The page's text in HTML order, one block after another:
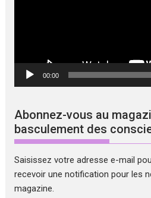
00:00
Abonnez-vous au
basculement des
Saisissez votre adresse e-mail
recevoir une notification pour les
magazine.